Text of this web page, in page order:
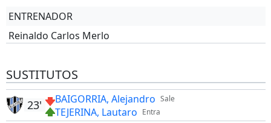
ENTRENADOR
Reinaldo Carlos Merlo
SUSTITUTOS
Sale
BAIGORRIA, Alejandro
Entra
TEJERINA, Lautaro
23'